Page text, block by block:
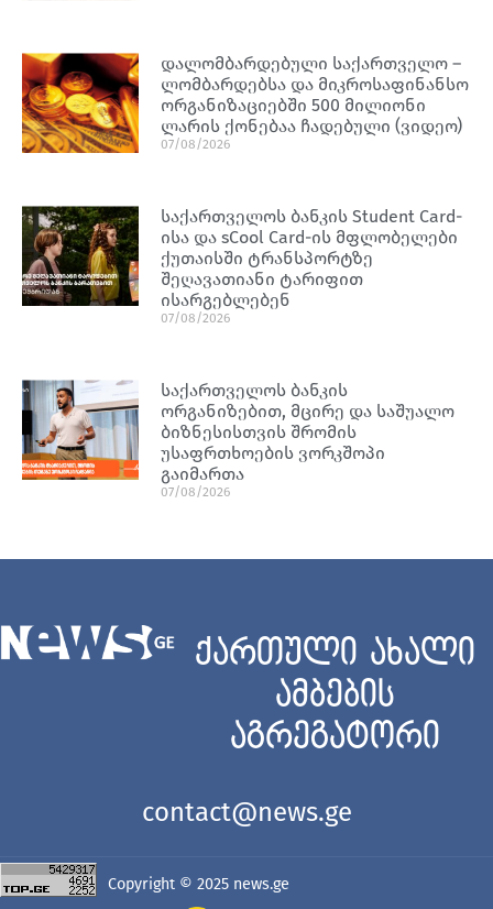
დალომბარდებული საქართველო –
ლომბარდებსა და მიკროსაფინანსო
ორგანიზაციებში 500 მილიონი
ლარის ქონებაა ჩადებული (ვიდეო)
07/08/2026
საქართველოს ბანკის Student Card-
ისა და sCool Card-ის მფლობელები
ქუთაისში ტრანსპორტზე
შეღავათიანი ტარიფით
ისარგებლებენ
07/08/2026
საქართველოს ბანკის
ორგანიზებით, მცირე და საშუალო
ბიზნესისთვის შრომის
უსაფრთხოების ვორკშოპი
გაიმართა
07/08/2026
ქართული ახალი
ამბების
აგრეგატორი
contact@news.ge
Copyright © 2025 news.ge